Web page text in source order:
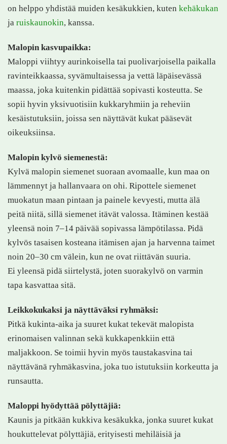
on helppo yhdistää muiden kesäkukkien, kuten kehäkukan
ja ruiskaunokin, kanssa.
Malopin kasvupaikka:
Maloppi viihtyy aurinkoisella tai puolivarjoisella paikalla
ravinteikkaassa, syvämultaisessa ja vettä läpäisevässä
maassa, joka kuitenkin pidättää sopivasti kosteutta. Se
sopii hyvin yksivuotisiin kukkaryhmiin ja reheviin
kesäistutuksiin, joissa sen näyttävät kukat pääsevät
oikeuksiinsa.
Malopin kylvö siemenestä:
Kylvä malopin siemenet suoraan avomaalle, kun maa on
lämmennyt ja hallanvaara on ohi. Ripottele siemenet
muokatun maan pintaan ja painele kevyesti, mutta älä
peitä niitä, sillä siemenet itävät valossa. Itäminen kestää
yleensä noin 7–14 päivää sopivassa lämpötilassa. Pidä
kylvös tasaisen kosteana itämisen ajan ja harvenna taimet
noin 20–30 cm välein, kun ne ovat riittävän suuria.
Ei yleensä pidä siirtelystä, joten suorakylvö on varmin
tapa kasvattaa sitä.
Leikkokukaksi ja näyttäväksi ryhmäksi:
Pitkä kukinta-aika ja suuret kukat tekevät malopista
erinomaisen valinnan sekä kukkapenkkiin että
maljakkoon. Se toimii hyvin myös taustakasvina tai
näyttävänä ryhmäkasvina, joka tuo istutuksiin korkeutta ja
runsautta.
Maloppi hyödyttää pölyttäjiä:
Kaunis ja pitkään kukkiva kesäkukka, jonka suuret kukat
houkuttelevat pölyttäjiä, erityisesti mehiläisiä ja